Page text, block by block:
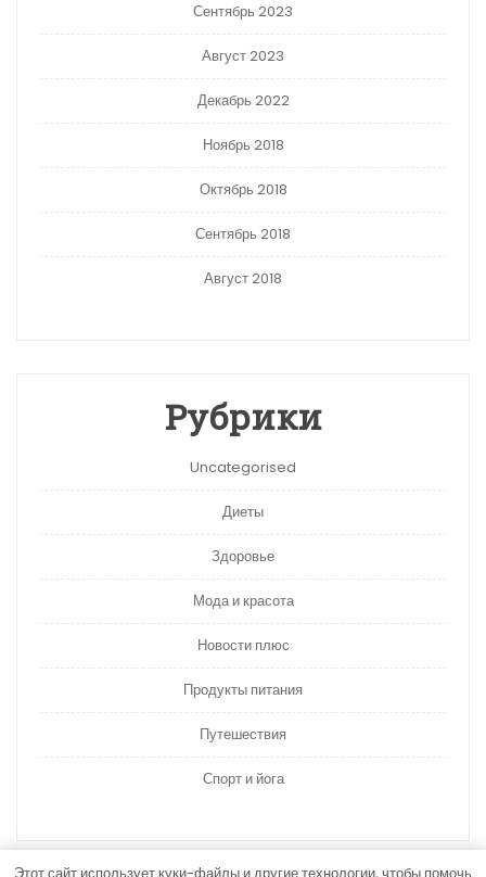
Сентябрь 2023
Август 2023
Декабрь 2022
Ноябрь 2018
Октябрь 2018
Сентябрь 2018
Август 2018
Рубрики
Uncategorised
Диеты
Здоровье
Мода и красота
Новости плюс
Продукты питания
Путешествия
Спорт и йога
Этот сайт использует куки-файлы и другие технологии, чтобы помочь